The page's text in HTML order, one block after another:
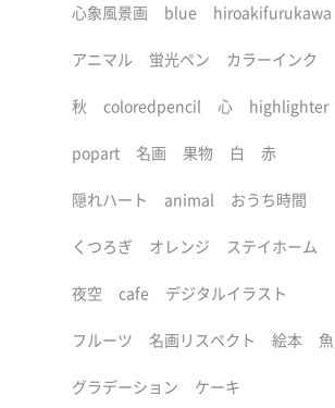
心象風景画 blue hiroakifurukawa
アニマル 蛍光ペン カラーインク
秋 coloredpencil 心 highlighter
popart 名画 果物 白 赤
隠れハート animal おうち時間
くつろぎ オレンジ ステイホーム
夜空 cafe デジタルイラスト
フルーツ 名画リスペクト 絵本 魚
グラデーション ケーキ